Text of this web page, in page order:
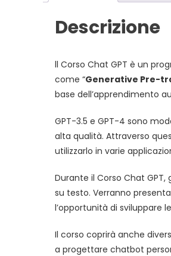
Descrizione
ll Corso Chat GPT è un
come “Generative Pre-
base dell’apprendimento
GPT-3.5 e GPT-4 sono
alta qualità. Attraverso
utilizzarlo in varie
Durante il Corso Chat
su testo. Verranno
l’opportunità di sviluppare
Il corso coprirà anche
a progettare chatbot